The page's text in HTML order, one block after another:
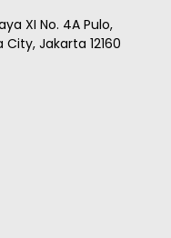
XI No. 4A Pulo,
Jakarta 12160